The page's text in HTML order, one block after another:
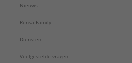
Nieuws
Rensa Family
Diensten
Veelgestelde vragen